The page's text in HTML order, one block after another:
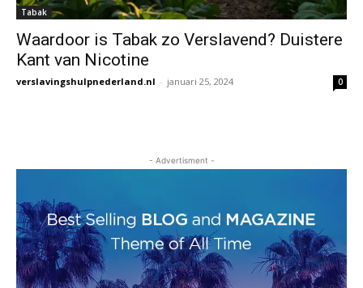
Tabak
Waardoor is Tabak zo Verslavend? Duistere
Kant van Nicotine
verslavingshulpnederland.nl - januari 25, 2024 0
- Advertisment -